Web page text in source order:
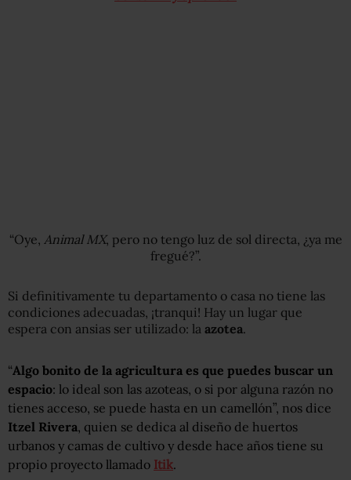
“Oye, Animal MX, pero no tengo luz de sol directa, ¿ya me
fregué?”.
Si definitivamente tu departamento o casa no tiene las
condiciones adecuadas, ¡tranqui! Hay un lugar que
espera con ansias ser utilizado: la azotea.
“Algo bonito de la agricultura es que puedes buscar un
espacio: lo ideal son las azoteas, o si por alguna razón no
tienes acceso, se puede hasta en un camellón”, nos dice
Itzel Rivera , quien se dedica al diseño de huertos
urbanos y camas de cultivo y desde hace años tiene su
propio proyecto llamado Itik.